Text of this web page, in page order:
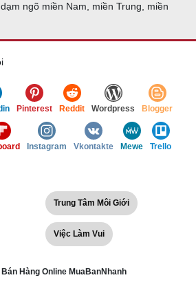
ngõ miền Nam, miền Trung, miền
Pinterest Reddit Wordpress Blogger
Instagram Vkontakte Mewe Trello
Trung Tâm Môi Giới
Việc Làm Vui
Hàng Online MuaBanNhanh